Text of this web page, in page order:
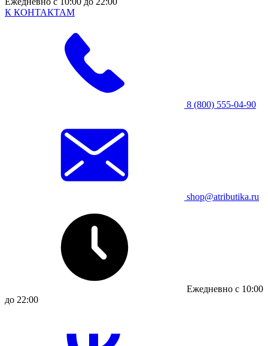
К КОНТАКТАМ
8 (800) 555-04-90
shop@atributika.ru
Ежедневно с 10:00
до 22:00